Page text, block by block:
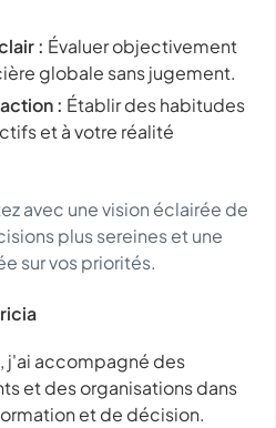
: Évaluer objectivement
globale sans jugement.
: Établir des habitudes
et à votre réalité
avec une vision éclairée de
plus sereines et une
sur vos priorités.
j'ai accompagné des
et des organisations dans
et de décision.